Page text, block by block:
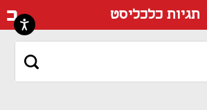
תגיות כלכליסט